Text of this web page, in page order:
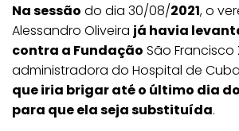
Na sessão do dia 30/08/2021, o
Alessandro Oliveira já havia
contra a Fundação São Francisco
administradora do Hospital de
que iria brigar até o último dia
para que ela seja substituída.